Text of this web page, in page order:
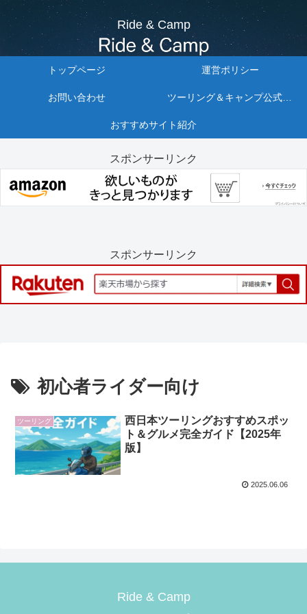
Ride & Camp
トップページ 運営ポリシー
お問い合わせ ツーリング＆キャンプ公式リンクまとめ10選
おすすめサイト紹介
スポンサーリンク
スポンサーリンク
初心者ライダー向け
ツーリング
西日本ツーリングおすすめスポッ
ト＆グルメ完全ガイド【2025年
版】
2025.06.06
Ride & Camp